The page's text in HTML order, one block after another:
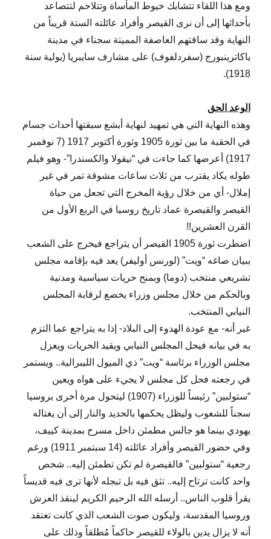
ومع هذا اللقاء تتشابك خيوط المأساة وتتلاحم لتتصاعد
بأحداثها إلى أن نرى القيصر وأفراد عائلته الستة قريباً من
النهاية وقد ساقتهم العاصفة المميتة سجناء في مدينة
ياكاترينبورج (سفردلفوف) على مشارف سايبريا (يولية سنة
1918).
الوعد الحق
وهذه النهاية التي هي تمهيد لنهاية أبشع سبقتها أحداث جسام
في الحقبة ما بين ثورة 1905 وثورة أكتوبر 1917 (7 نوفمبر
1917) أعرضها كما جاءت في “نيقولا والكسندرا”- وهو فيلم
طوله يكاد يقترب من ثلاث ساعات مشوقة تمر في غير
إملال- أي من خلال رؤية المخرج التي تجعل من حياة
القيصر والقيصرة عماد تاريخ روسيا في الربع الأول من
القرن العشرين!!
اضطرت ثورة 1905 القيصر أن يتراجع فيخرج على الشعب
ببيان صاغه “ويت” (لورنس أوليفر) يعد فيه بإقامه مجلس
تشريعي منتخب (دوما) وبمنح حريات سياسية ومدنية
وبالحكم من خلال مجلس وزراء يخضع لرقابة المجلس
النيابي المنتخب.
غير أنه- مع عودة الهدوء إلى البلاد- إذا به يتراجع عما التزم
به في بيانه فيحل المجلس النيابي ويقيد الحريات ويعزل
مجلس الوزراء برئاسة “ويت” ذي الميول الليبرالية.. ويستمر
في رجعته فحل كل مجلس لا يجيء على هواه ويعين
“ستولبين” رئيساً للوزراء (1907) ليتحول مرة أخرى بروسيا
سجناً للشعوب وليظل يحكمها بالحديد والنار إلى أن يغتاله
يهودي بينما هو جالس مطمئن داخل مسرح بمدينة كييف،
وفي حضور القيصر وأفراد عائلته (14 سبتمبر 1911) ورغم
رجعية “ستولبين” فالقيصرة لم تكن تطمئن إليه.. شخص
واحد كانت ترتاح إليه.. تثق فيه بل تبجله لأنها ترى فيه قديساً
يقرأ قلوب الناس.. أرسله الله الرحيم الكريم لينقذ العرش
وروسيا المقدسة، وليكون صوت الشعب الذي كانت تعتقد
أنه لا يزال يدين بالولاء للقيصر حاكماً مُطلقاً وذلك على